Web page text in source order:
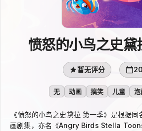
愤怒的小鸟之史黛
暂无评分
无 动画 搞笑 儿童 泡
《愤怒的小鸟之史黛拉 第一季》是根据
画剧集，亦名《Angry Birds Stella